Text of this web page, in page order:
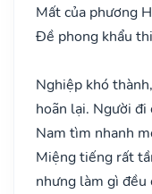
Mất của phương
Đề phong khẩu
Nghiệp khó
hoãn lại. Người đi
Nam tìm nhanh
Miệng tiếng rất
nhưng làm gì đều